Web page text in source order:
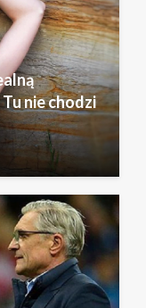
nie chodzi